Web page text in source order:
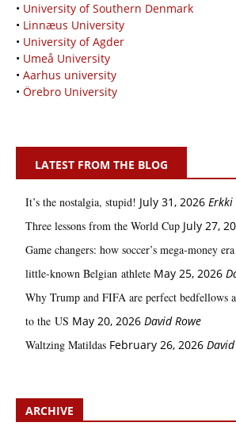
• University of Southern Denmark
• Linnæus University
• University of Agder
• Umeå University
• Aarhus university
• Örebro University
LATEST FROM THE BLOG
It’s the nostalgia, stupid! July 31, 2026
Three lessons from the World Cup July 27,
Game changers: how soccer’s mega‑money
little‑known Belgian athlete May 25, 2026
Why Trump and FIFA are perfect bedfellows
to the US May 20, 2026 David Rowe
Waltzing Matildas February 26, 2026
ARCHIVE